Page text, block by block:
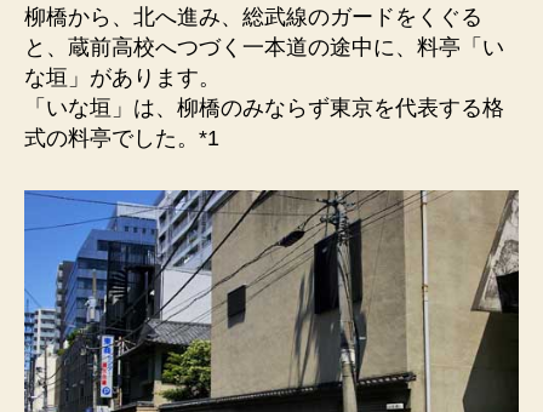
い
な
垣）
年
店
し
し
た。
へ
柳橋から、北へ進み、総武線のガードをくぐる
と、蔵前高校へつづく一本道の途中に、料亭「い
な垣」があります。
「いな垣」は、柳橋のみならず東京を代表する格
式の料亭でした。*1